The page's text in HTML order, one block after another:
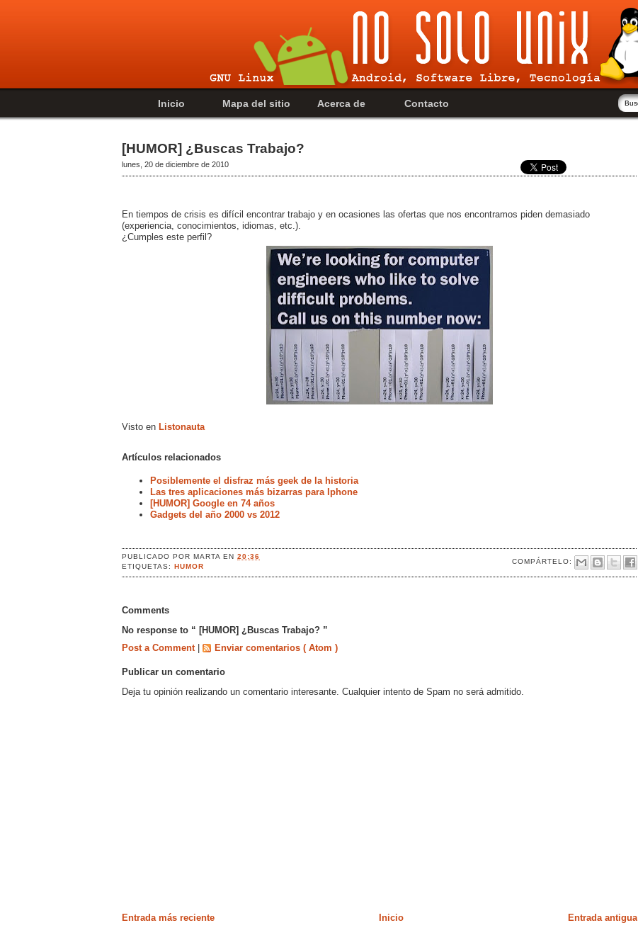
Inicio Mapa del sitio Acerca de Contacto
[HUMOR] ¿Buscas Trabajo?
lunes, 20 de diciembre de 2010
En tiempos de crisis es difícil encontrar trabajo y en ocasiones las ofertas que nos encontramos piden demasiado
(experiencia, conocimientos, idiomas, etc.).
¿Cumples este perfil?
Visto en Listonauta
Artículos relacionados
Posiblemente el disfraz más geek de la historia
Las tres aplicaciones más bizarras para Iphone
[HUMOR] Google en 74 años
Gadgets del año 2000 vs 2012
PUBLICADO PORMARTAEN20:36
COMPÁRTELO:
ETIQUETAS:HUMOR
Comments
No response to “ [HUMOR] ¿Buscas Trabajo? ”
Post a Comment
Enviar comentarios ( Atom )
Publicar un comentario
Deja tu opinión realizando un comentario interesante. Cualquier intento de Spam no será admitido.
Entrada más reciente Entrada antigua
Inicio